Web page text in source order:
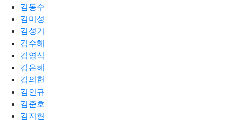
김동수
김미성
김성기
김수혜
김영식
김은혜
김의헌
김인규
김준호
김지현